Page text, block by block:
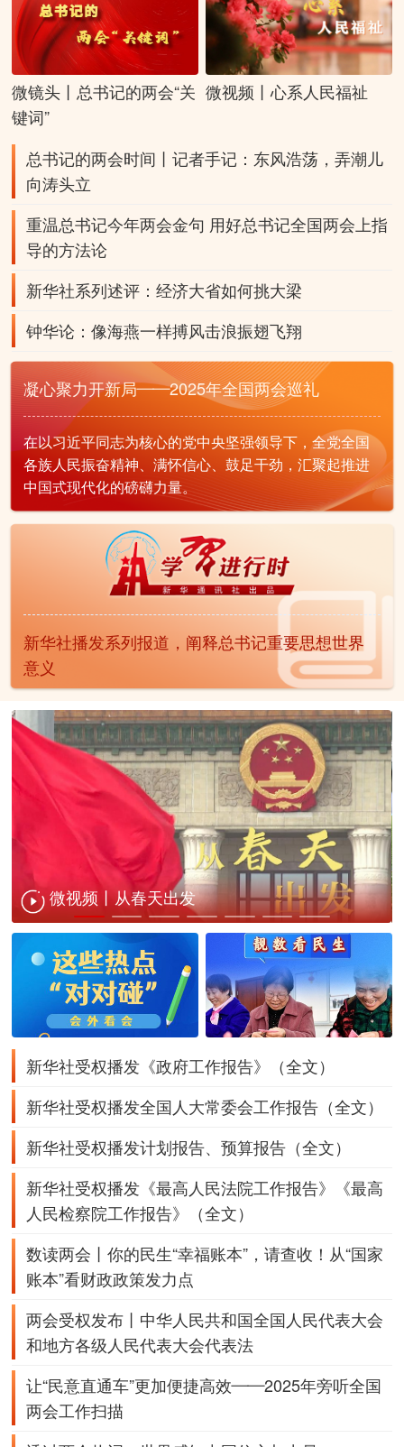
微镜头丨总书记的两会“关
键词”
微视频丨心系人民福祉
总书记的两会时间丨记者手记：东风浩荡，弄潮儿
向涛头立
重温总书记今年两会金句 用好总书记全国两会上指
导的方法论
新华社系列述评：经济大省如何挑大梁
钟华论：像海燕一样搏风击浪振翅飞翔
凝心聚力开新局——2025年全国两会巡礼
在以习近平同志为核心的党中央坚强领导下，全党全国
各族人民振奋精神、满怀信心、鼓足干劲，汇聚起推进
中国式现代化的磅礴力量。
新华社播发系列报道，阐释总书记重要思想世界
意义
微视频丨从春天出发
新华社受权播发 《政府工作报告》（全文）
新华社受权播发全国人大常委会工作报告（全文）
新华社受权播发计划报告、预算报告（全文）
新华社受权播发 《最高人民法院工作报告》
《最高
人民检察院工作报告》（全文）
数读两会丨你的民生“幸福账本”，请查收！
从“国家
账本”看财政政策发力点
两会受权发布丨中华人民共和国全国人民代表大会
和地方各级人民代表大会代表法
让“民意直通车”更加便捷高效——2025年旁听全国
两会工作扫描